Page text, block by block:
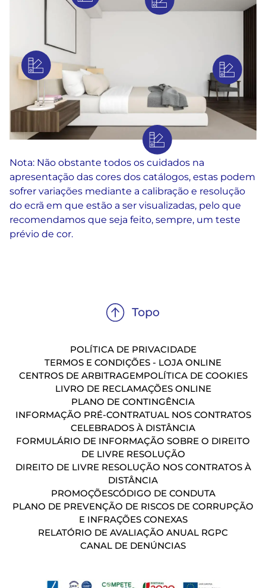
Nota: Não obstante todos os cuidados na
apresentação das cores dos catálogos, estas podem
sofrer variações mediante a calibração e resolução
do ecrã em que estão a ser visualizadas, pelo que
recomendamos que seja feito, sempre, um teste
prévio de cor.
POLÍTICA DE PRIVACIDADE
TERMOS E CONDIÇÕES - LOJA ONLINE
CENTROS DE ARBITRAGEMPOLÍTICA DE COOKIES
LIVRO DE RECLAMAÇÕES ONLINE
PLANO DE CONTINGÊNCIA
INFORMAÇÃO PRÉ-CONTRATUAL NOS CONTRATOS
CELEBRADOS À DISTÂNCIA
FORMULÁRIO DE INFORMAÇÃO SOBRE O DIREITO
DE LIVRE RESOLUÇÃO
DIREITO DE LIVRE RESOLUÇÃO NOS CONTRATOS À
DISTÂNCIA
PROMOÇÕESCÓDIGO DE CONDUTA
PLANO DE PREVENÇÃO DE RISCOS DE CORRUPÇÃO
E INFRAÇÕES CONEXAS
RELATÓRIO DE AVALIAÇÃO ANUAL RGPC
CANAL DE DENÚNCIAS